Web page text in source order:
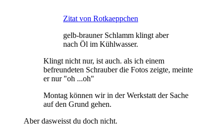
Zitat von Rotkaeppchen
gelb-brauner Schlamm klingt aber
nach Öl im Kühlwasser.
Klingt nicht nur, ist auch. als ich einem
befreundeten Schrauber die Fotos zeigte, meinte
er nur "oh ...oh"
Montag können wir in der Werkstatt der Sache
auf den Grund gehen.
Aber dasweisst du doch nicht.